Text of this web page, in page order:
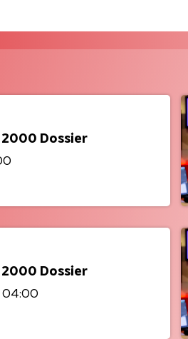
2000 Dossier
2000 Dossier